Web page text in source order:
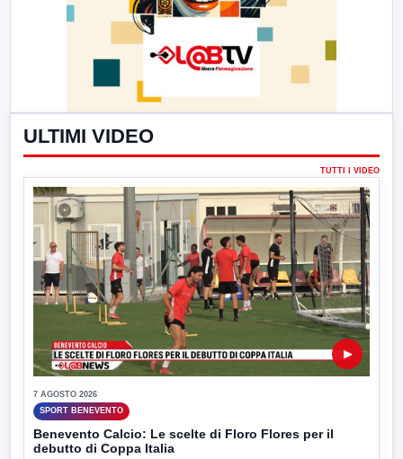
ULTIMI VIDEO
TUTTI I VIDEO
▶
7 AGOSTO 2026
SPORT BENEVENTO
Benevento Calcio: Le scelte di Floro Flores per il
debutto di Coppa Italia